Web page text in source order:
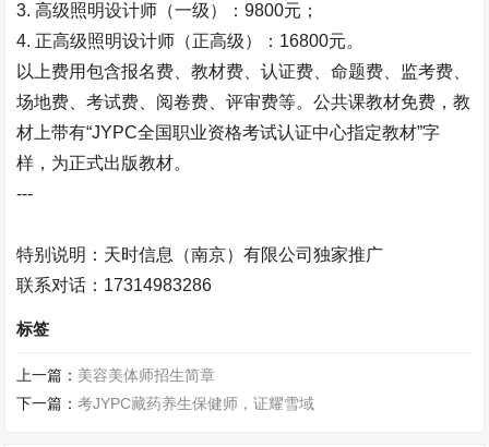
3.高级照明设计师（一级）：9800元；
4. 正高级照明设计师（正高级）： 16800元。
以上费用包含报名费、教材费、认证费、命题费、监考费、
场地费、考试费、阅卷费、评审费等。公共课教材免费，教
材上带有“JYPC全国职业资格考试认证中心指定教材”字
样，为正式出版教材。
---
特别说明：天时信息（南京）有限公司独家推广
联系对话： 17314983286
标签
上一篇： 美容美体师招生简章
下一篇：考JYPC藏药养生保健师，证耀雪域